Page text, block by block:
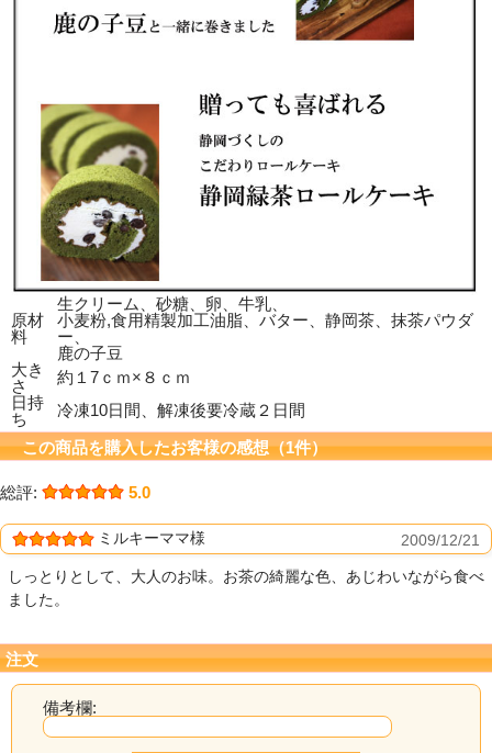
原材
料
生クリーム、砂糖、卵、牛乳、
小麦粉,食用精製加工油脂、バター、静岡茶、抹茶パウダ
ー、
鹿の子豆
大き
さ
約１7ｃｍ×８ｃｍ
日持
ち
冷凍10日間、解凍後要冷蔵２日間
この商品を購入したお客様の感想（1件）
総評: 5.0
ミルキーママ様 2009/12/21
しっとりとして、大人のお味。お茶の綺麗な色、あじわいながら食べ
ました。
注文
備考欄: